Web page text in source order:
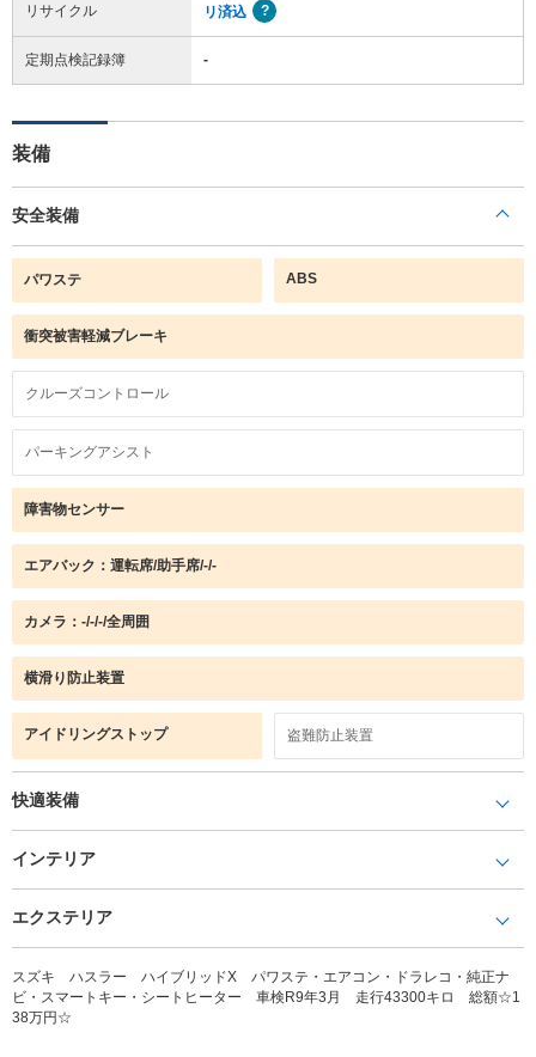
リサイクル リ済込
定期点検記録簿 -
装備
安全装備
パワステ ABS
衝突被害軽減ブレーキ
クルーズコントロール
パーキングアシスト
障害物センサー
エアバック：運転席/助手席/-/-
カメラ：-/-/-/全周囲
横滑り防止装置
アイドリングストップ 盗難防止装置
快適装備
インテリア
エクステリア
スズキ ハスラー ハイブリッドX パワステ・エアコン・ドラレコ・純正ナ
ビ・スマートキー・シートヒーター 車検R9年3月 走行43300キロ 総額☆1
38万円☆